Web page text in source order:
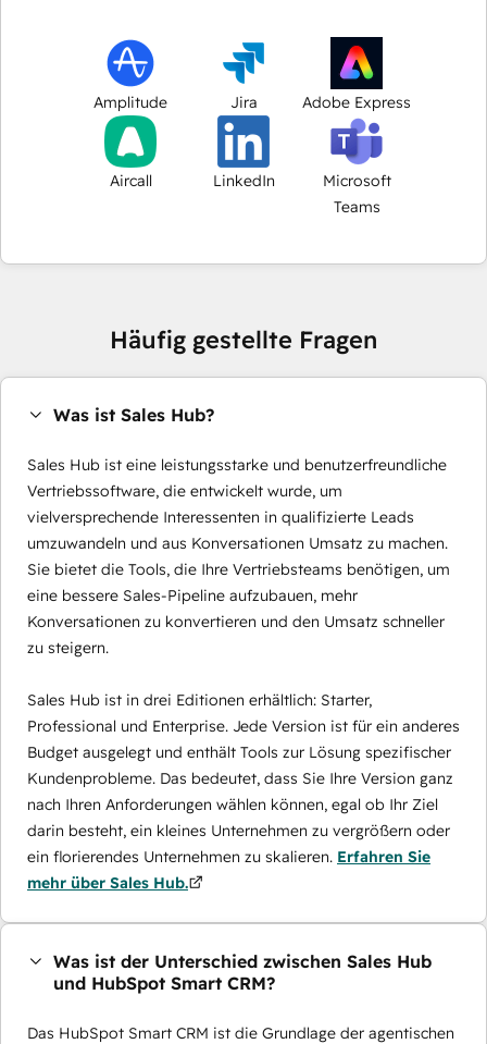
Amplitude Jira Adobe Express
Aircall LinkedIn
Microsoft
Teams
Häufig gestellte Fragen
Was ist Sales Hub?
Sales Hub ist eine leistungsstarke und benutzerfreundliche
Vertriebssoftware, die entwickelt wurde, um
vielversprechende Interessenten in qualifizierte Leads
umzuwandeln und aus Konversationen Umsatz zu machen.
Sie bietet die Tools, die Ihre Vertriebsteams benötigen, um
eine bessere Sales-Pipeline aufzubauen, mehr
Konversationen zu konvertieren und den Umsatz schneller
zu steigern.
Sales Hub ist in drei Editionen erhältlich: Starter,
Professional und Enterprise. Jede Version ist für ein anderes
Budget ausgelegt und enthält Tools zur Lösung spezifischer
Kundenprobleme. Das bedeutet, dass Sie Ihre Version ganz
nach Ihren Anforderungen wählen können, egal ob Ihr Ziel
darin besteht, ein kleines Unternehmen zu vergrößern oder
ein florierendes Unternehmen zu skalieren. Erfahren Sie
mehr über Sales Hub.
Was ist der Unterschied zwischen Sales Hub
und HubSpot Smart CRM?
Das HubSpot Smart CRM ist die Grundlage der agentischen